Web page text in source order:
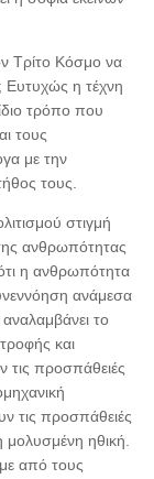
Τρίτο Κόσμο να
Ευτυχώς η τέχνη
τρόπο που
τους
με την
τους.
στιγμή
ανθρωπότητας
η ανθρωπότητα
ανάμεσα
το
και
τις προσπάθειές
τις προσπάθειές
ηθική.
από τους